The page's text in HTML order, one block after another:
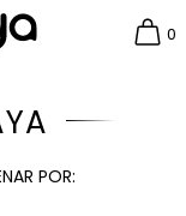
0
POR: